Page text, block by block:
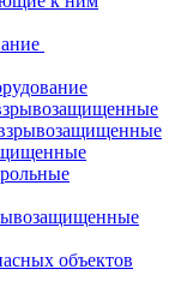
объектов